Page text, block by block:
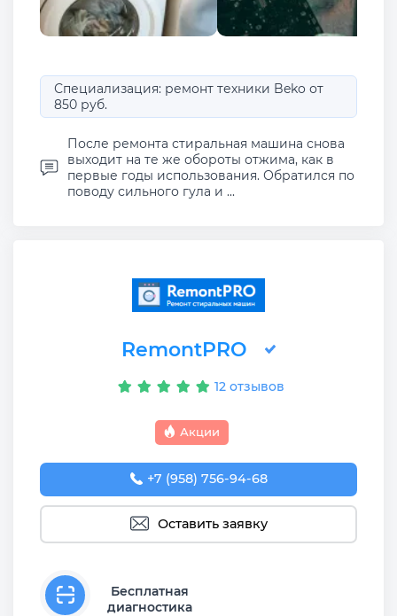
Специализация: ремонт техники Beko от
850 руб.
После ремонта стиральная машина снова
выходит на те же обороты отжима, как в
первые годы использования. Обратился по
поводу сильного гула и ...
RemontPRO
12 отзывов
Акции
+7 (958) 756-94-68
Оставить заявку
Бесплатная
диагностика